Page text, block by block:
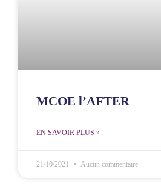
MCOE l’AFTER
EN SAVOIR PLUS »
21/10/2021 Aucun commentaire